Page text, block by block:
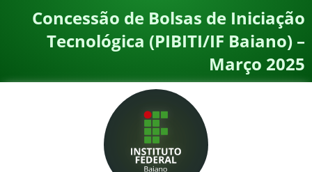
Canais
Concessão de Bolsas de Iniciação
Tecnológica (PIBITI/IF Baiano) –
Março 2025